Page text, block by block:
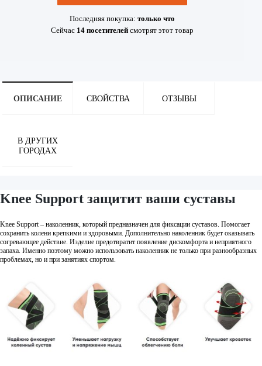
Последняя покупка: только что
Сейчас 14 посетителей смотрят этот товар
ОПИСАНИЕ СВОЙСТВА ОТЗЫВЫ
В ДРУГИХ
ГОРОДАХ
Knee Support защитит ваши суставы
Knee Support – наколенник, который предназначен для фиксации суставов. Помогает
сохранить колени крепкими и здоровыми. Дополнительно наколенник будет оказывать
согревающее действие. Изделие предотвратит появление дискомфорта и неприятного
запаха. Именно поэтому можно использовать наколенник не только при разнообразных
проблемах, но и при занятиях спортом.